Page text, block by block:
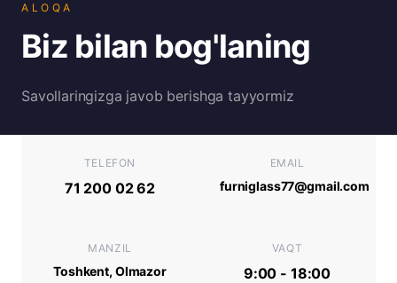
ALOQA
Biz bilan bog'laning
Savollaringizga javob berishga tayyormiz
TELEFON
71 200 02 62
EMAIL
furniglass77@gmail.com
MANZIL
Toshkent, Olmazor
VAQT
9:00 - 18:00